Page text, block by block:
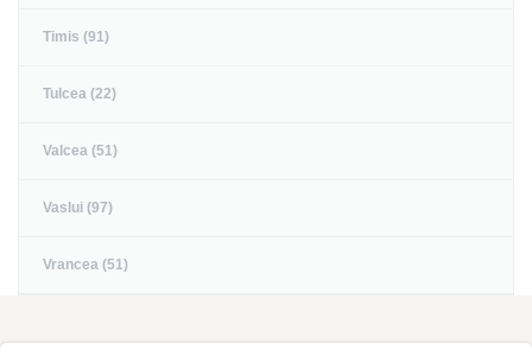
Timis (91)
Tulcea (22)
Valcea (51)
Vaslui (97)
Vrancea (51)